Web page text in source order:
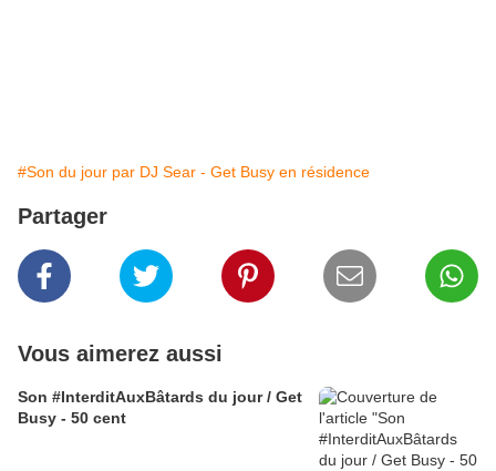
#Son du jour par DJ Sear - Get Busy en résidence
Partager
Vous aimerez aussi
Son #InterditAuxBâtards du jour / Get
Busy - 50 cent